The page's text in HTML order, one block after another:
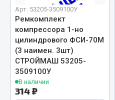
Запчасти FAW
Подвеска
Двигатель
Система охлаждения
Сцепление
Ось передняя
Арт. 53205-3509100У
Ремкомплект
компрессора 1-но
цилиндрового ФСИ-70М
(3 наимен. 3шт)
СТРОЙМАШ 53205-
3509100У
В наличии
314 ₽